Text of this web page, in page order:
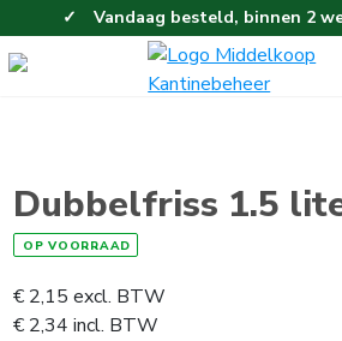
Vandaag besteld, binnen 2
Eenvoudig en
Gratis thuisbezorgd
Dubbelfriss 1.5
OP VOORRAAD
€ 2,15 excl. BTW
€ 2,34 incl. BTW